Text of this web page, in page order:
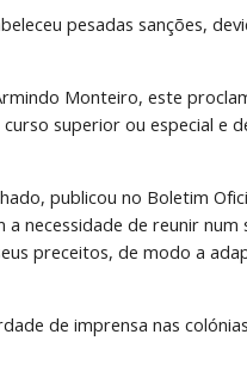
pesadas sanções,
Monteiro, este
superior ou especial e
publicou no Boletim
necessidade de reunir
preceitos, de modo a
de imprensa nas